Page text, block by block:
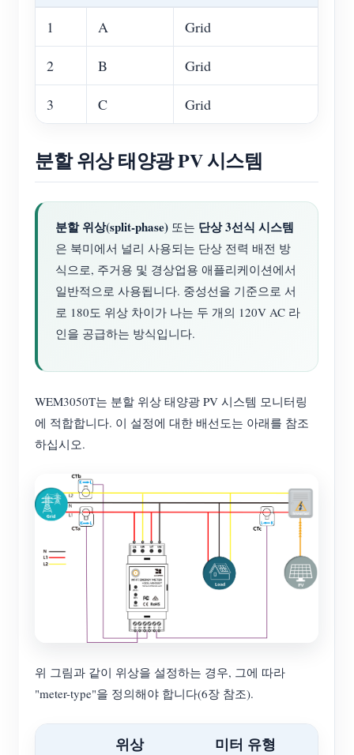
1 A Grid
2 B Grid
3 C Grid
분할 위상 태양광 PV 시스템
분할 위상(split-phase) 또는 단상 3선식 시스템
은 북미에서 널리 사용되는 단상 전력 배전 방
식으로, 주거용 및 경상업용 애플리케이션에서
일반적으로 사용됩니다. 중성선을 기준으로 서
로 180도 위상 차이가 나는 두 개의 120V AC 라
인을 공급하는 방식입니다.
WEM3050T는 분할 위상 태양광 PV 시스템 모니터링
에 적합합니다. 이 설정에 대한 배선도는 아래를 참조
하십시오.
위 그림과 같이 위상을 설정하는 경우, 그에 따라
"meter-type"을 정의해야 합니다(6장 참조).
위상 미터 유형